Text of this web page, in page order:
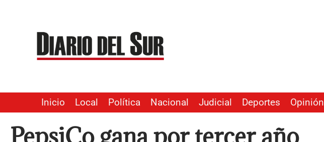
contenido
Inicio Local Política Nacional Judicial Deportes Opinión
PepsiCo gana por tercer año